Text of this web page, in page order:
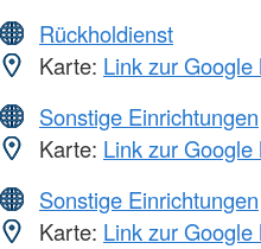
Rückholdienst
Karte: Link zur
Sonstige Einrichtungen
Karte: Link zur
Sonstige Einrichtungen
Karte: Link zur